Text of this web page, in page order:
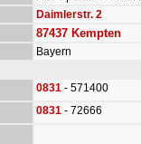
Daimlerstr. 2
87437 Kempten
Bayern
0831 - 571400
0831 - 72666